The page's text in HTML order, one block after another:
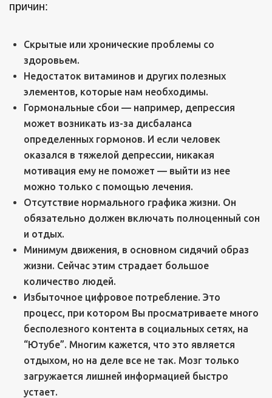
причин:
Скрытые или хронические проблемы со
здоровьем.
Недостаток витаминов и других полезных
элементов, которые нам необходимы.
Гормональные сбои — например, депрессия
может возникать из-за дисбаланса
определенных гормонов. И если человек
оказался в тяжелой депрессии, никакая
мотивация ему не поможет — выйти из нее
можно только с помощью лечения.
Отсутствие нормального графика жизни. Он
обязательно должен включать полноценный сон
и отдых.
Минимум движения, в основном сидячий образ
жизни. Сейчас этим страдает большое
количество людей.
Избыточное цифровое потребление. Это
процесс, при котором Вы просматриваете много
бесполезного контента в социальных сетях, на
“Ютубе”. Многим кажется, что это является
отдыхом, но на деле все не так. Мозг только
загружается лишней информацией быстро
устает.